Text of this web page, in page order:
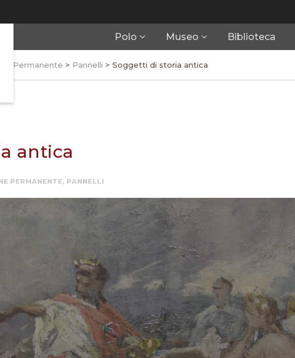
Polo Museo Biblioteca
Permanente > Pannelli > Soggetti di storia antica
antica
PERMANENTE, PANNELLI